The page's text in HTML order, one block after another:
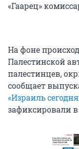
«Гаарец»
На фоне
Палестинской
палестинцев,
сообщает
«Израиль
зафиксировали